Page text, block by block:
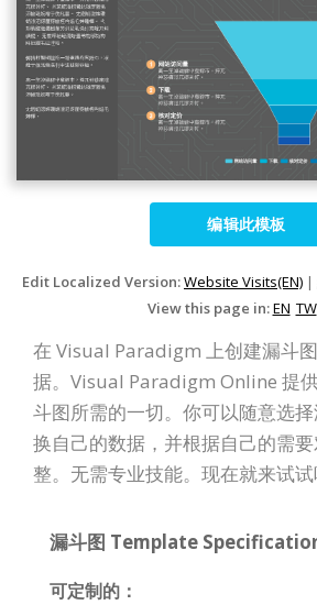
编辑此模板
Edit Localized Version:Website Visits(EN) |
View this page in:EN TW
在 Visual Paradigm 上创建漏斗
据。Visual Paradigm Online 提
斗图所需的一切。你可以随意选
换自己的数据，并根据自己的需
整。无需专业技能。现在就来试
漏斗图 Template
可定制的：